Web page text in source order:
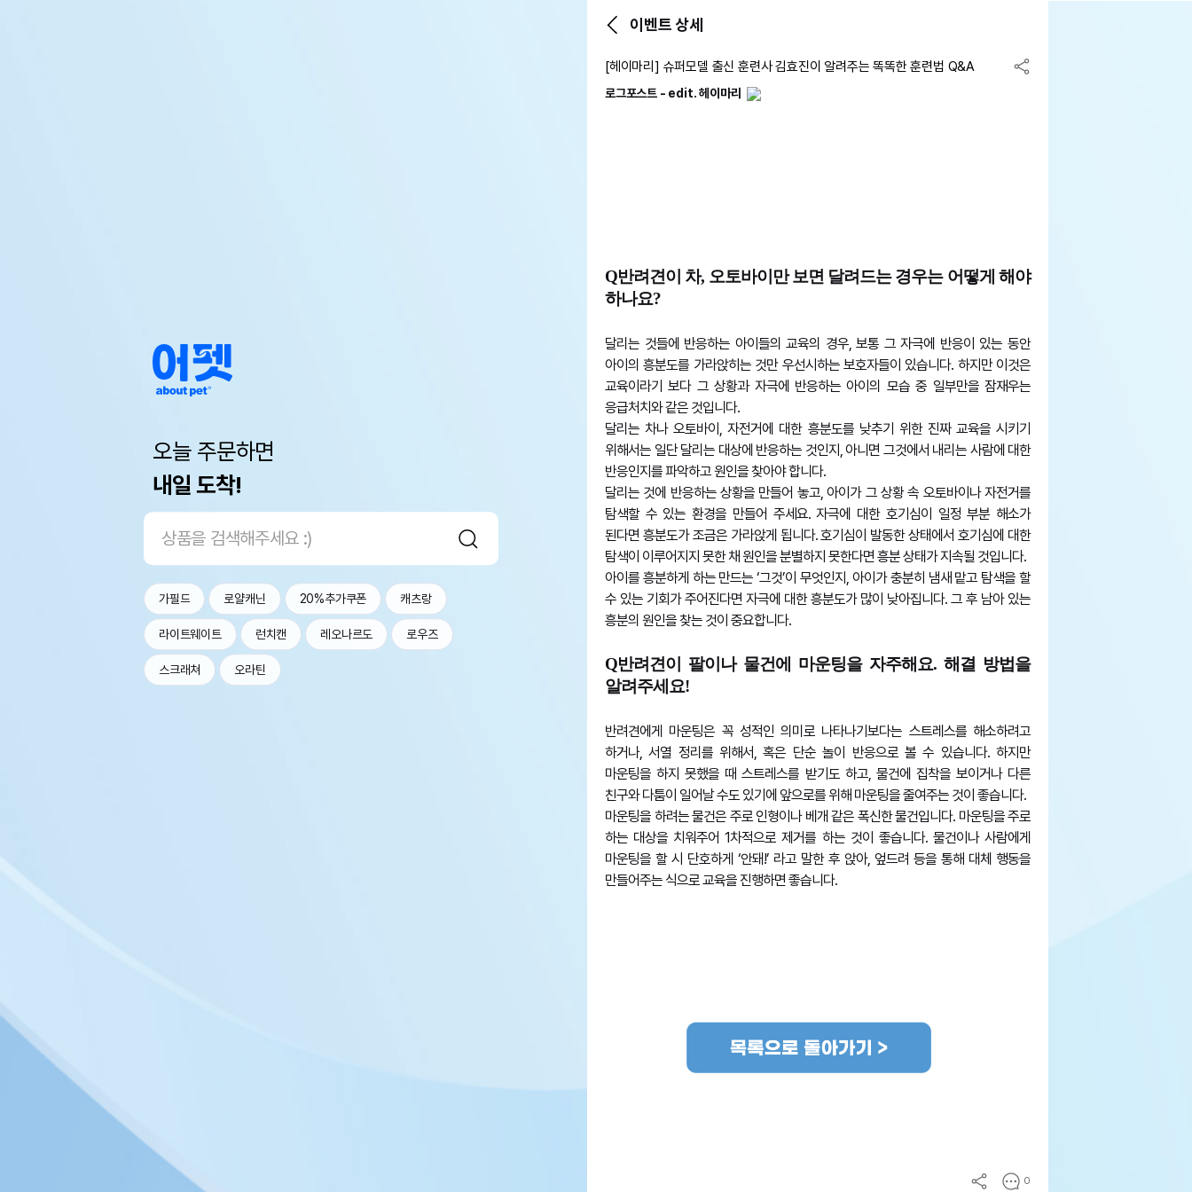
오늘 주문하면
내일 도착!
가필드 로얄캐닌 20%추가쿠폰 캐츠랑
라이트웨이트 런치캔 레오나르도 로우즈
스크래쳐 오라틴
이벤트 상세
[헤이마리] 슈퍼모델 출신 훈련사 김효진이 알려주는 똑똑한 훈련법 Q&A
로그포스트 - edit. 헤이마리
Q반려견이 차, 오토바이만 보면 달려드는 경우는 어떻게 해야
하나요?
달리는 것들에 반응하는 아이들의 교육의 경우, 보통 그 자극에 반응이 있는 동안
아이의 흥분도를 가라앉히는 것만 우선시하는 보호자들이 있습니다. 하지만 이것은
교육이라기 보다 그 상황과 자극에 반응하는 아이의 모습 중 일부만을 잠재우는
응급처치와 같은 것입니다.
달리는 차나 오토바이, 자전거에 대한 흥분도를 낮추기 위한 진짜 교육을 시키기
위해서는 일단 달리는 대상에 반응하는 것인지, 아니면 그것에서 내리는 사람에 대한
반응인지를 파악하고 원인을 찾아야 합니다.
달리는 것에 반응하는 상황을 만들어 놓고, 아이가 그 상황 속 오토바이나 자전거를
탐색할 수 있는 환경을 만들어 주세요. 자극에 대한 호기심이 일정 부분 해소가
된다면 흥분도가 조금은 가라앉게 됩니다. 호기심이 발동한 상태에서 호기심에 대한
탐색이 이루어지지 못한 채 원인을 분별하지 못한다면 흥분 상태가 지속될 것입니다.
아이를 흥분하게 하는 만드는 ‘그것’이 무엇인지, 아이가 충분히 냄새 맡고 탐색을 할
수 있는 기회가 주어진다면 자극에 대한 흥분도가 많이 낮아집니다. 그 후 남아 있는
흥분의 원인을 찾는 것이 중요합니다.
Q반려견이 팔이나 물건에 마운팅을 자주해요. 해결 방법을
알려주세요!
반려견에게 마운팅은 꼭 성적인 의미로 나타나기보다는 스트레스를 해소하려고
하거나, 서열 정리를 위해서, 혹은 단순 놀이 반응으로 볼 수 있습니다. 하지만
마운팅을 하지 못했을 때 스트레스를 받기도 하고, 물건에 집착을 보이거나 다른
친구와 다툼이 일어날 수도 있기에 앞으로를 위해 마운팅을 줄여주는 것이 좋습니다.
마운팅을 하려는 물건은 주로 인형이나 베개 같은 폭신한 물건입니다. 마운팅을 주로
하는 대상을 치워주어 1차적으로 제거를 하는 것이 좋습니다. 물건이나 사람에게
마운팅을 할 시 단호하게 ‘안돼!’ 라고 말한 후 앉아, 엎드려 등을 통해 대체 행동을
만들어주는 식으로 교육을 진행하면 좋습니다.
0